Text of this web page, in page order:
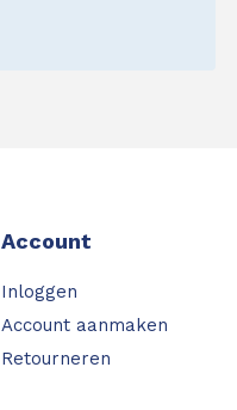
Account
Inloggen
Account aanmaken
Retourneren